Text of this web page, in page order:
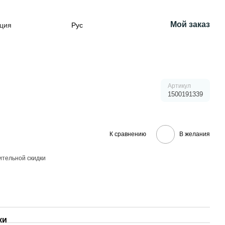
Рус Мой заказ
Артикул
1500191339
К сравнению В желания
скидки